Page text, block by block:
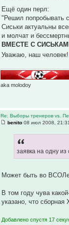
Ещё один перл:
"Решил попробывать
Сиськи актуальны
и молчат и
ВМЕСТЕ С
Уважаю, наш
aka molodoy
Re: Выборы тренеров vs.
benito 08 июл 2008, 21:31
заявка на одну
Может быть во
В том году чува
указано, что
Добавлено спустя 17